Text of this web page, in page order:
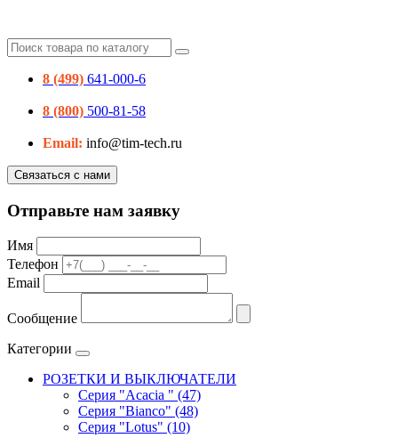
8 (499) 641-000-6
8 (800) 500-81-58
Email: info@tim-tech.ru
Связаться с нами
Отправьте нам заявку
Имя
Телефон
Email
Сообщение
Категории
РОЗЕТКИ И ВЫКЛЮЧАТЕЛИ
Серия "Acacia " (47)
Серия "Bianco" (48)
Серия "Lotus" (10)